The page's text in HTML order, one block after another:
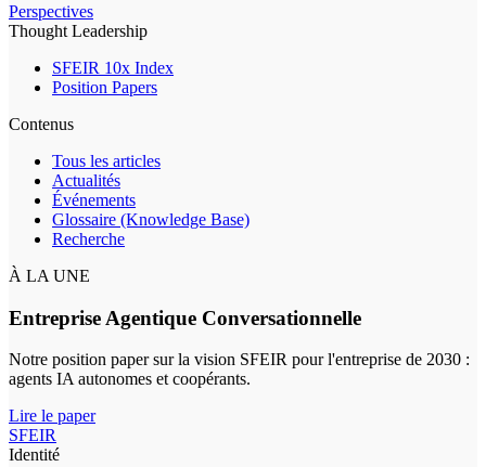
Perspectives
Thought Leadership
SFEIR 10x Index
Position Papers
Contenus
Tous les articles
Actualités
Événements
Glossaire (Knowledge Base)
Recherche
À LA UNE
Entreprise Agentique Conversationnelle
Notre position paper sur la vision SFEIR pour l'entreprise de 2030 :
agents IA autonomes et coopérants.
Lire le paper
SFEIR
Identité